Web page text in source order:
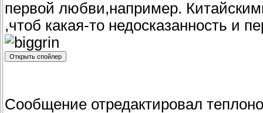
первой любви,например.
,чтоб какая-то недосказанность и
Сообщение отредактировал